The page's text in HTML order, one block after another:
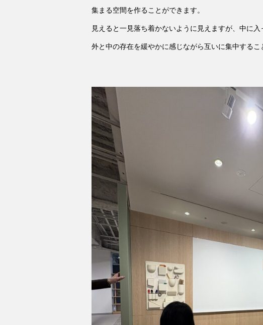
集まる空間を作ることができます。
見えると一見落ち着かないように見えますが、中に入
外と中の存在を緩やかに感じながら互いに集中するこ